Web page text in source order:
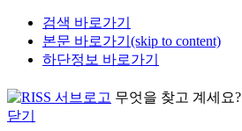
검색 바로가기
본문 바로가기(skip to content)
하단정보 바로가기
무엇을 찾고 계세요?
닫기